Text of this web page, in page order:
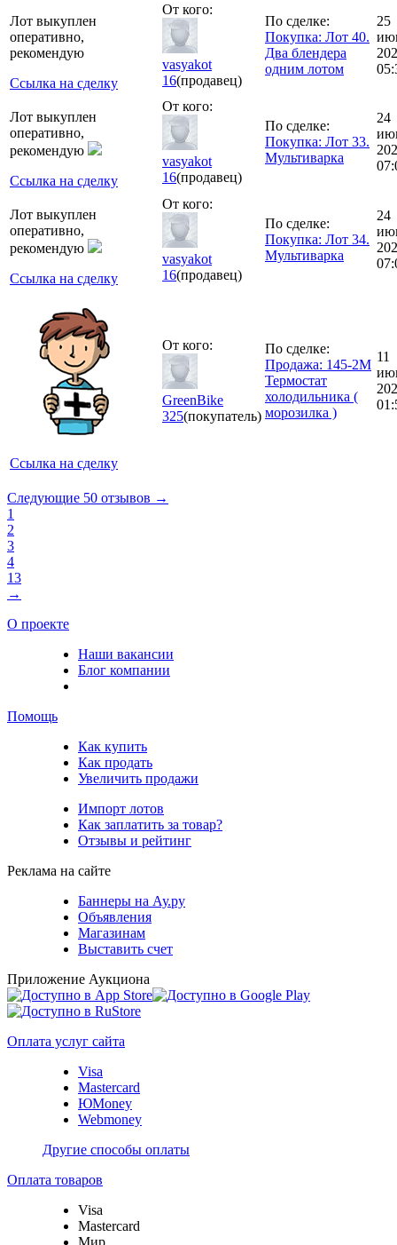
Лот выкуплен
оперативно,
рекомендую
Ссылка на сделку
От кого:
vasyakot
16(продавец)
По сделке:
Покупка: Лот 40.
Два блендера
одним лотом
25
Лот выкуплен
оперативно,
рекомендую
Ссылка на сделку
От кого:
vasyakot
16(продавец)
По сделке:
Покупка: Лот 33.
Мультиварка
24
Лот выкуплен
оперативно,
рекомендую
Ссылка на сделку
От кого:
vasyakot
16(продавец)
По сделке:
Покупка: Лот 34.
Мультиварка
24
Ссылка на сделку
От кого:
GreenBike
325(покупатель)
По сделке:
Продажа: 145-2М
Термостат
холодильника (
морозилка )
11
Следующие 50 отзывов →
1
2
3
4
13
→
О проекте
Наши вакансии
Блог компании
Помощь
Как купить
Как продать
Увеличить продажи
Импорт лотов
Как заплатить за товар?
Отзывы и рейтинг
Реклама на сайте
Баннеры на Ау.ру
Объявления
Магазинам
Выставить счет
Приложение Аукциона
Оплата услуг сайта
Visa
Mastercard
ЮMoney
Webmoney
Другие способы оплаты
Оплата товаров
Visa
Mastercard
Мир